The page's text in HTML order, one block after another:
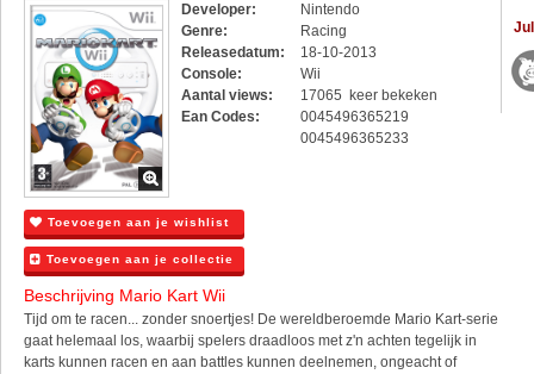
Developer:
Nintendo
Genre:
Racing
Releasedatum:
18-10-2013
Console:
Wii
Aantal views:
17065 keer bekeken
Ean Codes:
0045496365219
0045496365233
Toevoegen aan je wishlist
Toevoegen aan je collectie
Beschrijving Mario Kart Wii
Tijd om te racen... zonder snoertjes! De wereldberoemde Mario Kart-serie
gaat helemaal los, waarbij spelers draadloos met z'n achten tegelijk in
karts kunnen racen en aan battles kunnen deelnemen, ongeacht of